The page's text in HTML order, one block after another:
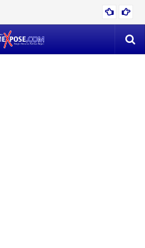
PERLAWANAN SENGIT,